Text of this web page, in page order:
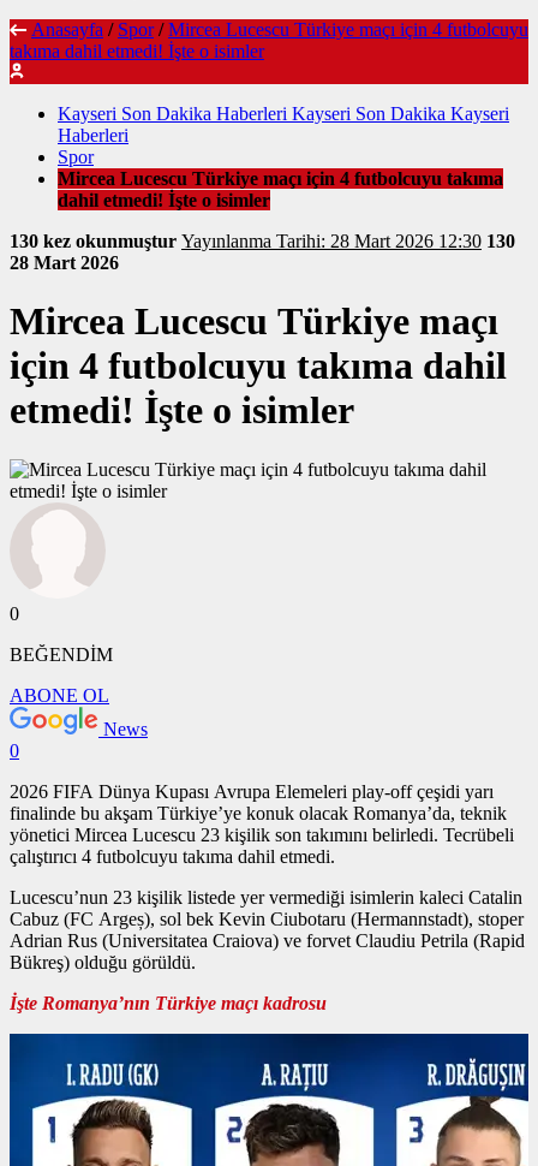
Anasayfa / Spor / Mircea Lucescu Türkiye maçı için 4 futbolcuyu
takıma dahil etmedi! İşte o isimler
Kayseri Son Dakika Haberleri Kayseri Son Dakika Kayseri
Haberleri
Spor
Mircea Lucescu Türkiye maçı için 4 futbolcuyu takıma
dahil etmedi! İşte o isimler
130 kez okunmuştur
Yayınlanma Tarihi: 28 Mart 2026 12:30 130
28 Mart 2026
Mircea Lucescu Türkiye maçı
için 4 futbolcuyu takıma dahil
etmedi! İşte o isimler
0
BEĞENDİM
ABONE OL
News
0
2026 FIFA Dünya Kupası Avrupa Elemeleri play-off çeşidi yarı
finalinde bu akşam Türkiye’ye konuk olacak Romanya’da, teknik
yönetici Mircea Lucescu 23 kişilik son takımını belirledi. Tecrübeli
çalıştırıcı 4 futbolcuyu takıma dahil etmedi.
Lucescu’nun 23 kişilik listede yer vermediği isimlerin kaleci Catalin
Cabuz (FC Argeș), sol bek Kevin Ciubotaru (Hermannstadt), stoper
Adrian Rus (Universitatea Craiova) ve forvet Claudiu Petrila (Rapid
Bükreş) olduğu görüldü.
İşte Romanya’nın Türkiye maçı kadrosu